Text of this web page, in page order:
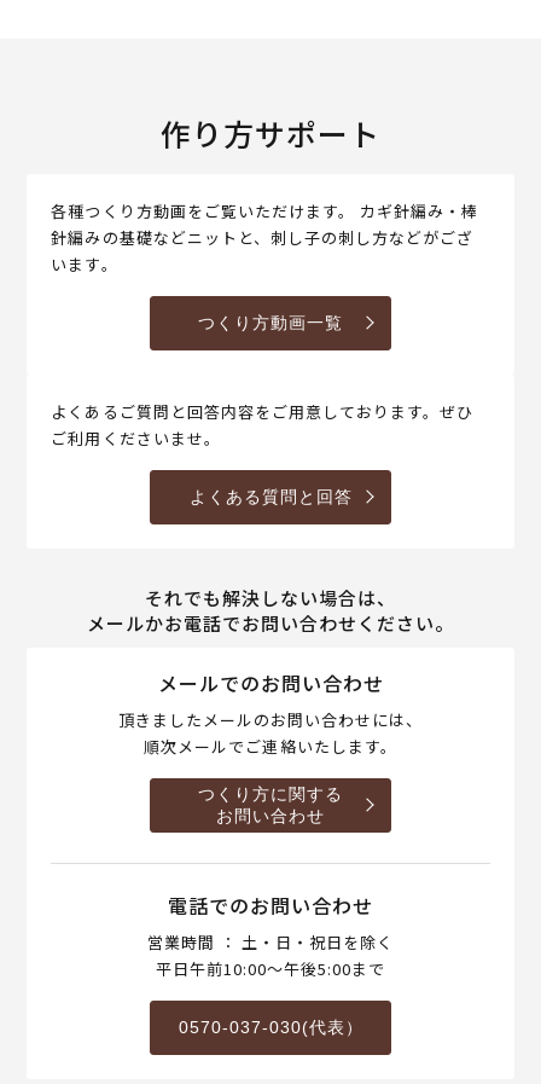
作り方サポート
各種つくり方動画をご覧いただけます。 カギ針編み・棒
針編みの基礎などニットと、刺し子の刺し方などがござ
います。
つくり方動画一覧
よくあるご質問と回答内容をご用意しております。ぜひ
ご利用くださいませ。
よくある質問と回答
それでも解決しない場合は、
メールかお電話でお問い合わせください。
メールでのお問い合わせ
頂きましたメールのお問い合わせには、
順次メールでご連絡いたします。
つくり方に関する
お問い合わせ
電話でのお問い合わせ
営業時間 ： 土・日・祝日を除く
平日午前10:00～午後5:00まで
0570-037-030(代表）